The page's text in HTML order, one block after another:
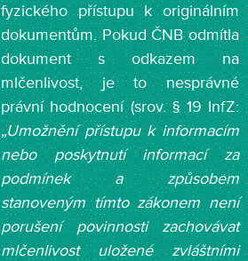
fyzického přístupu k originálním
dokumentům. Pokud ČNB odmítla
dokument s odkazem na
mlčenlivost, je to nesprávné
právní hodnocení (srov. § 19 InfZ:
„Umožnění přístupu k informacím
nebo poskytnutí informací za
podmínek a způsobem
stanoveným tímto zákonem není
porušení povinnosti zachovávat
mlčenlivost uložené zvláštními